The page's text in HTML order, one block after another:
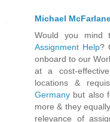
Michael
Would you
Assignment Help?
onboard to our
at a cost-
locations &
Germany but also
more & they
relevance of